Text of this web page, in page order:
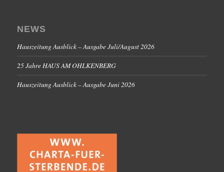
NEWS
Hauszeitung Ausblick – Ausgabe Juli/August 2026
25 Jahre HAUS AM OHLKENBERG
Hauszeitung Ausblick – Ausgabe Juni 2026